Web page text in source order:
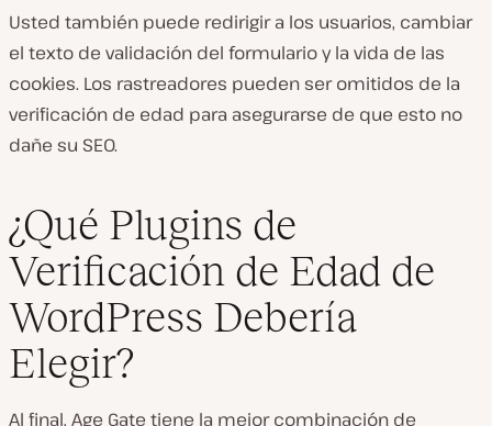
Usted también puede redirigir a los usuarios, cambiar
el texto de validación del formulario y la vida de las
cookies. Los rastreadores pueden ser omitidos de la
verificación de edad para asegurarse de que esto no
dañe su SEO.
¿Qué Plugins de
Verificación de Edad de
WordPress Debería
Elegir?
Al final, Age Gate tiene la mejor combinación de